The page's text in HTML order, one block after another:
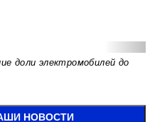
доли электромобилей до
НОВОСТИ